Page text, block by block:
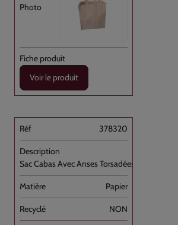
Voir le produit
378320
Sac Cabas Avec Anses Torsadées Brun [...]
Papier
NON